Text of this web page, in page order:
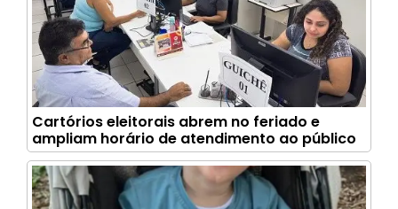
Cartórios eleitorais abrem no feriado e
ampliam horário de atendimento ao público